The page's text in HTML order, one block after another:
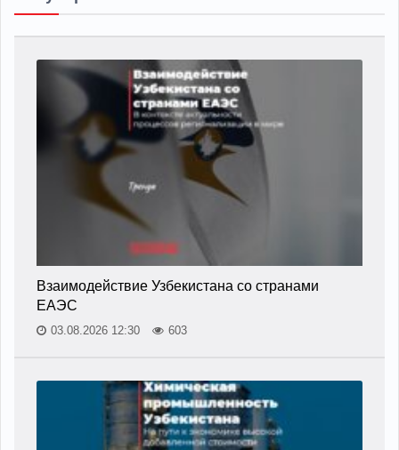
Взаимодействие Узбекистана со странами
ЕАЭС
03.08.2026 12:30 603